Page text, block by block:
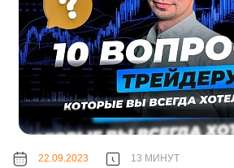
22.09.2023 13 МИНУТ